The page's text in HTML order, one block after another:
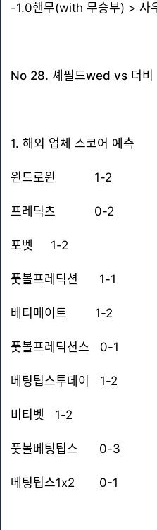
-1.0핸무(with 무승부) > 사
No 28. 셰필드wed vs 더비
1. 해외 업체 스코어 예측
윈드로윈 1-2
프레딕츠 0-2
포벳 1-2
풋볼프레딕션 1-1
베티메이트 1-2
풋볼프레딕션스 0-1
베팅팁스투데이 1-2
비티벳 1-2
풋볼베팅팁스 0-3
베팅팁스1x2 0-1